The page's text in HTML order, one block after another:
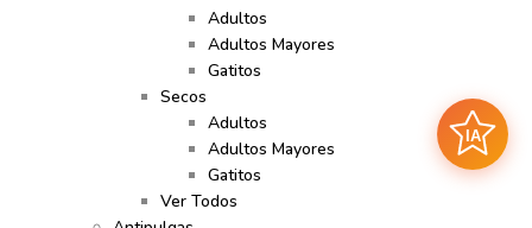
Adultos
Adultos Mayores
Gatitos
Secos
Adultos
Adultos Mayores
Gatitos
Ver Todos
IA